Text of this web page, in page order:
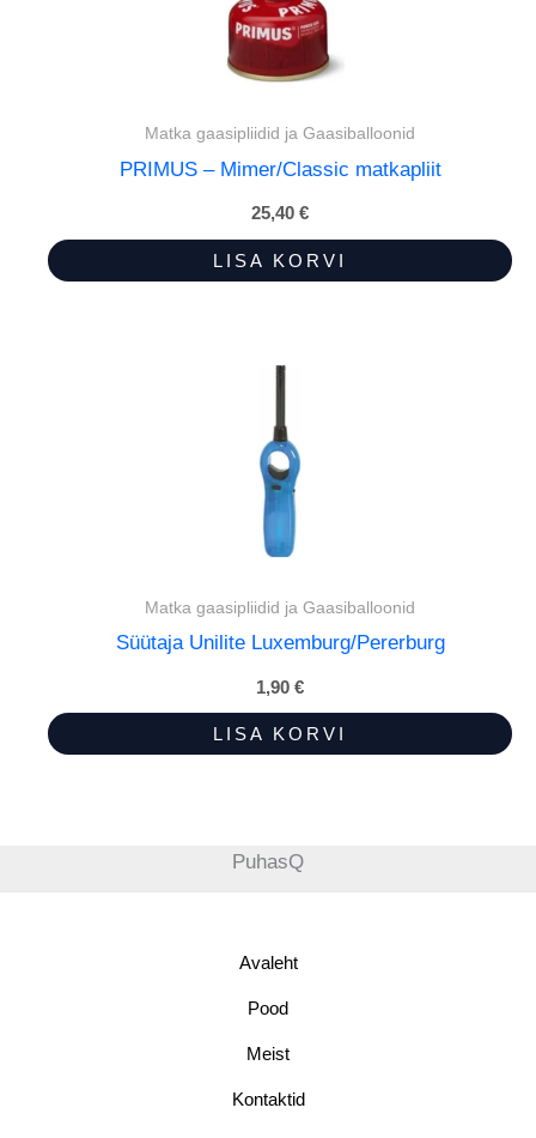
Matka gaasipliidid ja Gaasiballoonid
PRIMUS – Mimer/Classic matkapliit
25,40 €
LISA KORVI
Matka gaasipliidid ja Gaasiballoonid
Süütaja Unilite Luxemburg/Pererburg
1,90 €
LISA KORVI
PuhasQ
Avaleht
Pood
Meist
Kontaktid